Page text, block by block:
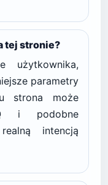
tej stronie?
użytkownika,
parametry
strona może
i podobne
intencją